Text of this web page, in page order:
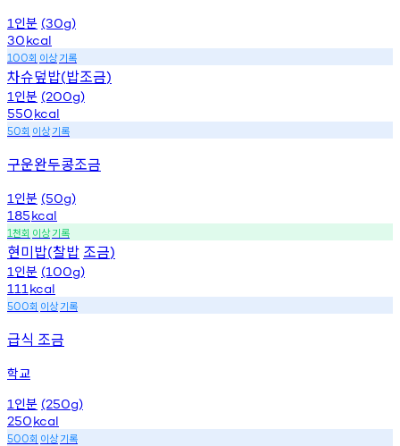
1 인분 (30g)
30kcal
100회 이상기록
차슈덮밥(밥조금)
1 인분 (200g)
550kcal
50회 이상기록
구운완두콩조금
1 인분 (50g)
185kcal
1천회 이상기록
현미밥(찰밥 조금)
1 인분 (100g)
111 kcal
500회 이상기록
급식 조금
학교
1 인분 (250g)
250kcal
500회 이상기록